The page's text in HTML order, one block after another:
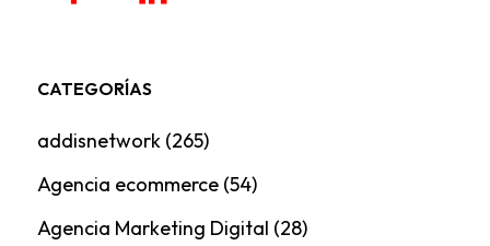
CATEGORÍAS
addisnetwork(265)
Agencia ecommerce(54)
Agencia Marketing Digital (28)